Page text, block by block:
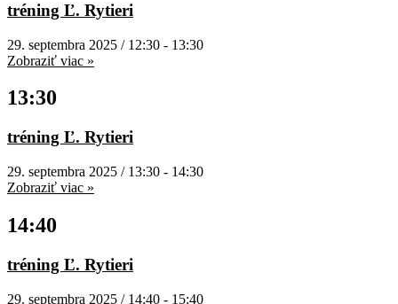
tréning Ľ. Rytieri
29. septembra 2025 / 12:30 - 13:30
Zobraziť viac »
13:30
tréning Ľ. Rytieri
29. septembra 2025 / 13:30 - 14:30
Zobraziť viac »
14:40
tréning Ľ. Rytieri
29. septembra 2025 / 14:40 - 15:40